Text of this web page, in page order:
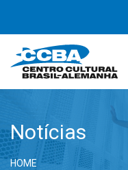
Notícias
HOME